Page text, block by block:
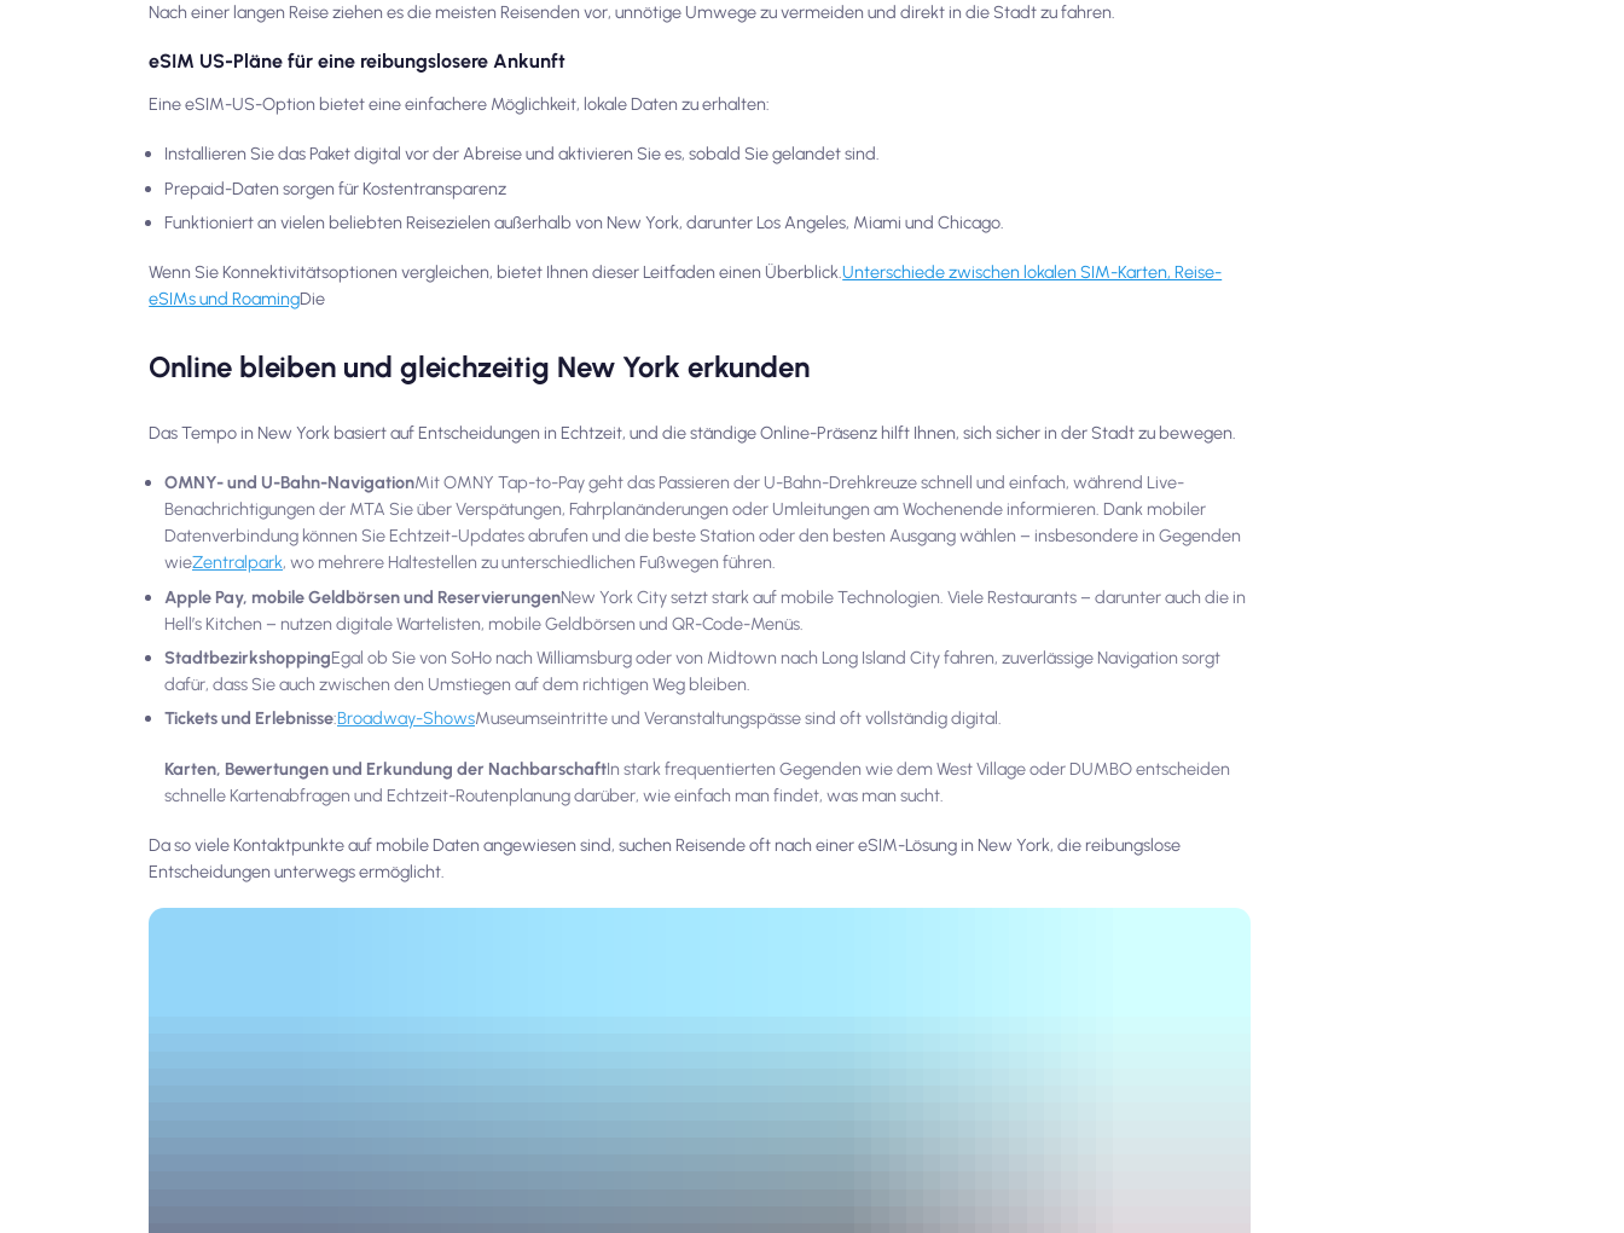
Nach einer langen Reise ziehen es die meisten Reisenden vor, unnötige Umwege zu vermeiden und direkt in die Stadt zu fahren.
eSIM US-Pläne für eine reibungslosere Ankunft
Eine eSIM-US-Option bietet eine einfachere Möglichkeit, lokale Daten zu erhalten:
Installieren Sie das Paket digital vor der Abreise und aktivieren Sie es, sobald Sie gelandet sind.
Prepaid-Daten sorgen für Kostentransparenz
Funktioniert an vielen beliebten Reisezielen außerhalb von New York, darunter Los Angeles, Miami und Chicago.
Wenn Sie Konnektivitätsoptionen vergleichen, bietet Ihnen dieser Leitfaden einen Überblick.Unterschiede zwischen lokalen SIM-Karten, Reise-
eSIMs und RoamingDie
Online bleiben und gleichzeitig New York erkunden
Das Tempo in New York basiert auf Entscheidungen in Echtzeit, und die ständige Online-Präsenz hilft Ihnen, sich sicher in der Stadt zu bewegen.
OMNY- und U-Bahn-NavigationMit OMNY Tap-to-Pay geht das Passieren der U-Bahn-Drehkreuze schnell und einfach, während Live-
Benachrichtigungen der MTA Sie über Verspätungen, Fahrplanänderungen oder Umleitungen am Wochenende informieren. Dank mobiler
Datenverbindung können Sie Echtzeit-Updates abrufen und die beste Station oder den besten Ausgang wählen – insbesondere in Gegenden
wieZentralpark, wo mehrere Haltestellen zu unterschiedlichen Fußwegen führen.
Apple Pay, mobile Geldbörsen und ReservierungenNew York City setzt stark auf mobile Technologien. Viele Restaurants – darunter auch die in
Hell’s Kitchen – nutzen digitale Wartelisten, mobile Geldbörsen und QR-Code-Menüs.
StadtbezirkshoppingEgal ob Sie von SoHo nach Williamsburg oder von Midtown nach Long Island City fahren, zuverlässige Navigation sorgt
dafür, dass Sie auch zwischen den Umstiegen auf dem richtigen Weg bleiben.
Tickets und Erlebnisse:Broadway-ShowsMuseumseintritte und Veranstaltungspässe sind oft vollständig digital.
Karten, Bewertungen und Erkundung der NachbarschaftIn stark frequentierten Gegenden wie dem West Village oder DUMBO entscheiden
schnelle Kartenabfragen und Echtzeit-Routenplanung darüber, wie einfach man findet, was man sucht.
Da so viele Kontaktpunkte auf mobile Daten angewiesen sind, suchen Reisende oft nach einer eSIM-Lösung in New York, die reibungslose
Entscheidungen unterwegs ermöglicht.